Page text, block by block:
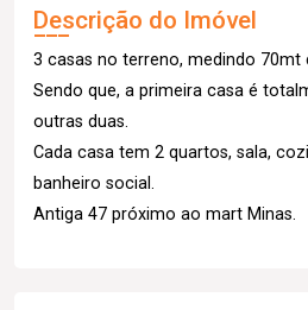
Descrição do Imóvel
3 casas no terreno, medindo 70mt
Sendo que, a primeira casa é
outras duas.
Cada casa tem 2 quartos, sala,
banheiro social.
Antiga 47 próximo ao mart Minas.